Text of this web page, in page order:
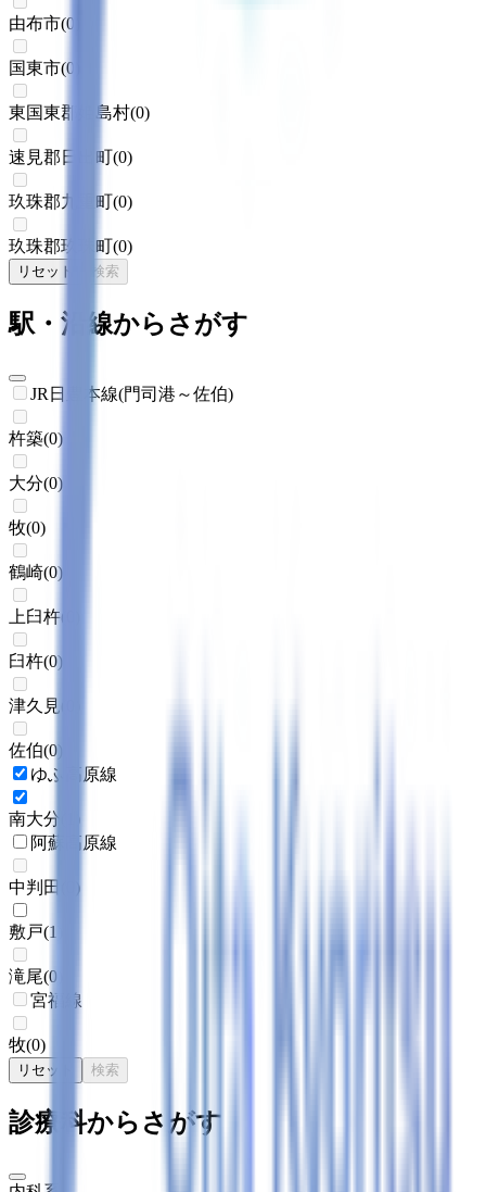
由布市(0
国東市(0
東国東郡姫島村(0)
速見郡日出町(0)
玖珠郡九重町(0)
玖珠郡玖珠町(0)
リセット 検索
駅・沿線からさがす
JR日豊本線(門司港～佐伯)
杵築(0)
大分(0)
牧(0)
鶴崎(0)
上臼杵(
臼杵(0)
津久見
佐伯(0
ゆふ高原線
南大分
阿蘇高原線
中判田 )
敷戸(1
滝尾(0
宮福線
牧(0)
リセット 検索
診療科からさがす